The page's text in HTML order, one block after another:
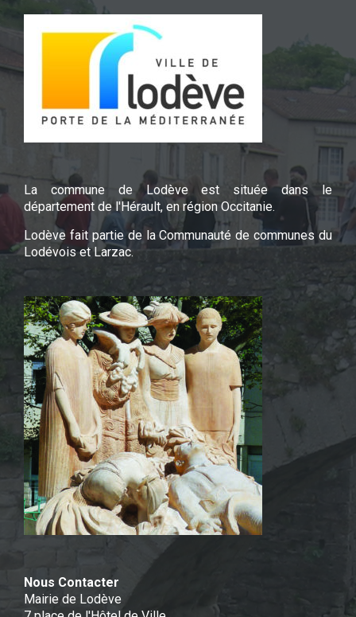
La commune de Lodève est située dans le
département de l'Hérault, en région Occitanie.
Lodève fait partie de la Communauté de communes du
Lodévois et Larzac.
Nous Contacter
Mairie de Lodève